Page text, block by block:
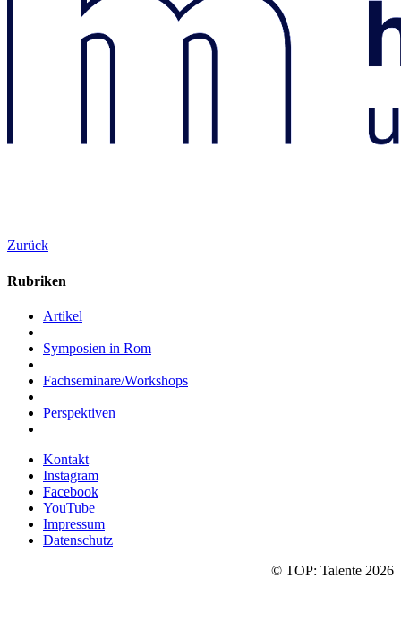
Zurück
Rubriken
Artikel
Symposien in Rom
Fachseminare/Workshops
Perspektiven
Kontakt
Instagram
Facebook
YouTube
Impressum
Datenschutz
© TOP: Talente 2026